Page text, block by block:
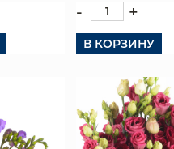
- +
В КОРЗИНУ